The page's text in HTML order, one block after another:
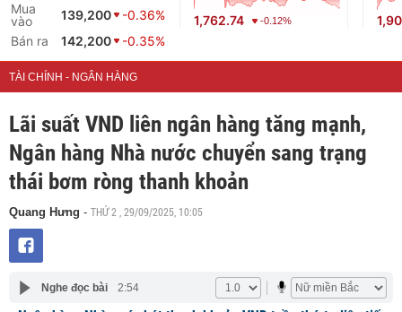
Mua
vào
139,200
-0.36%
Bán ra
142,200 -0.35%
1,762.74 -0.12%
TÀI CHÍNH - NGÂN HÀNG
Lãi suất VND liên ngân hàng tăng mạnh,
Ngân hàng Nhà nước chuyển sang trạng
thái bơm ròng thanh khoản
Quang Hưng - THỨ 2 , 29/09/2025, 10:05
Nghe đọc bài 2:54